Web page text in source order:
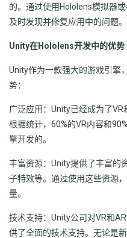
的。通过使用Hololens模拟器
及时发现并修复应用中的问题。
Unity在Hololens开发中的优势
Unity作为一款强大的游戏引擎
势：
广泛应用：Unity已经成为了VR
根据统计，60%的VR内容和
擎开发的。
丰富资源：Unity提供了丰富的
子特效等。通过使用这些资源
量。
技术支持：Unity公司对VR和
供了全面的技术支持。无论是